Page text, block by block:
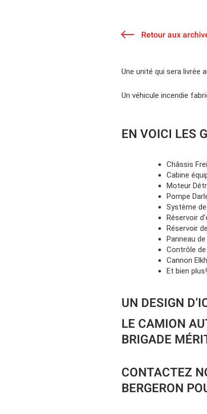
Retour aux
Une unité qui sera livrée
Un véhicule incendie
EN VOICI LES
Châssis
Cabine
Moteur
Pompe
Système
Réservoir
Réservoir
Panneau
Contrôle
Cannon
Et bien plus!
UN DESIGN
LE CAMION
BRIGADE
CONTACTEZ
BERGERON